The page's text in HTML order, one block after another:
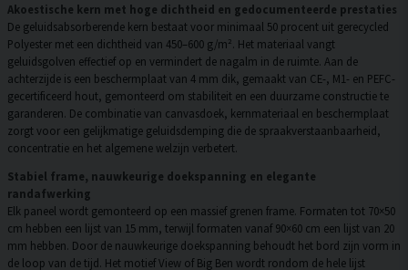
Akoestische kern met hoge dichtheid en gedocumenteerde prestaties
De geluidsabsorberende kern bestaat voor minimaal 50 procent uit gerecycled
Polyester met een dichtheid van 450–600 g/m². Het materiaal vangt
geluidsgolven effectief op en vermindert de nagalm in de ruimte. Aan de
achterzijde is een beschermplaat van 4 mm dik, gemaakt van CE-, M1- en PEFC-
gecertificeerd hout, gemonteerd om stabiliteit en een duurzame constructie te
garanderen. De combinatie van canvasdoek, kernmateriaal en beschermplaat
zorgt voor een gelijkmatige geluidsdemping die de spraakverstaanbaarheid,
concentratie en het algemene welzijn verbetert.
Stabiel frame, nauwkeurige doekspanning en elegante
randafwerking
Elk paneel wordt gemonteerd op een massief grenen frame. Formaten tot 70×50
cm hebben een lijst van 15 mm, terwijl formaten vanaf 90×60 cm een lijst van 20
mm hebben. Door de nauwkeurige doekspanning behoudt het bord zijn vorm in
de loop van de tijd. Het motief View of Big Ben wordt rondom de hele lijst